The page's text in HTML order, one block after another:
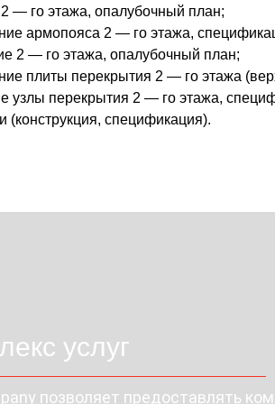
— го этажа, опалубочный план;
армопояса 2 — го этажа,
2 — го этажа, опалубочный план;
плиты перекрытия 2 — го этажа
узлы перекрытия 2 — го этажа,
(конструкция, спецификация).
услуг
позволяет предоставлять